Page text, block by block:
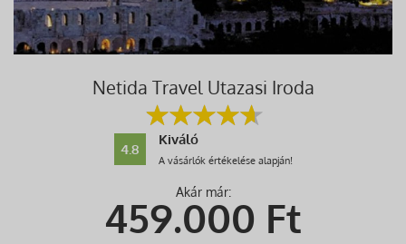
Netida Travel Utazasi Iroda
4.8
Kiváló
A vásárlók értékelése alapján!
Akár már:
459.000 Ft